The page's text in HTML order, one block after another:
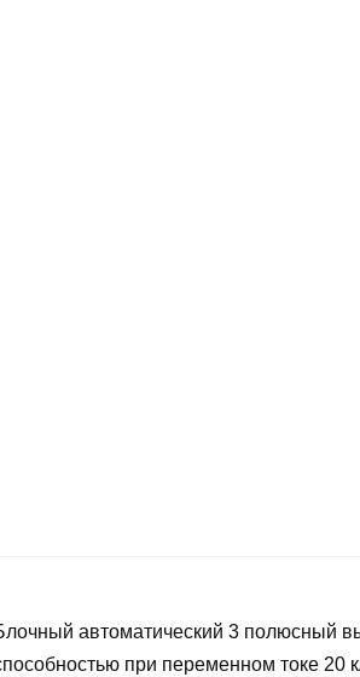
автоматический 3 полюсный
при переменном токе 20